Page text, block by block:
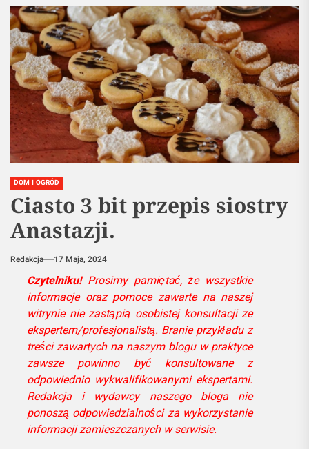
DOM I OGRÓD
Ciasto 3 bit przepis siostry
Anastazji.
Redakcja 17 Maja, 2024
Czytelniku!Prosimy pamiętać, że wszystkie
informacje oraz pomoce zawarte na naszej
witrynie nie zastąpią osobistej konsultacji ze
ekspertem/profesjonalistą. Branie przykładu z
treści zawartych na naszym blogu w praktyce
zawsze powinno być konsultowane z
odpowiednio wykwalifikowanymi ekspertami.
Redakcja i wydawcy naszego bloga nie
ponoszą odpowiedzialności za wykorzystanie
informacji zamieszczanych w serwisie.